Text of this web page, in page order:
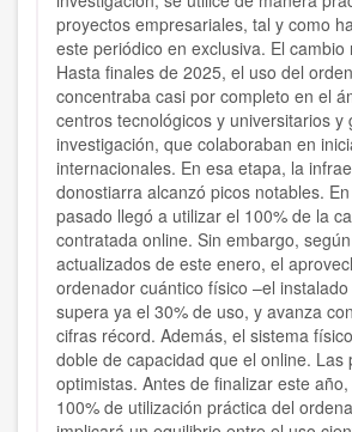
proyectos empresariales, tal y como
este periódico en exclusiva. El cambio
Hasta finales de 2025, el uso del
concentraba casi por completo en el
centros tecnológicos y universitarios y
investigación, que colaboraban en
internacionales. En esa etapa, la
donostiarra alcanzó picos notables.
pasado llegó a utilizar el 100% de la
contratada online. Sin embargo,
actualizados de este enero, el
ordenador cuántico físico –el
supera ya el 30% de uso, y avanza
cifras récord. Además, el sistema
doble de capacidad que el online. Las
optimistas. Antes de finalizar este
100% de utilización práctica del